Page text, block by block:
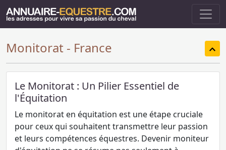
Monitorat - France
Le Monitorat : Un Pilier Essentiel de
l'Équitation
Le monitorat en équitation est une étape cruciale
pour ceux qui souhaitent transmettre leur passion
et leurs compétences équestres. Devenir moniteur